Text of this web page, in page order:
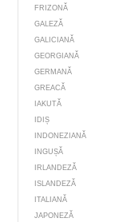
FRIZONĂ
GALEZĂ
GALICIANĂ
GEORGIANĂ
GERMANĂ
GREACĂ
IAKUTĂ
IDIȘ
INDONEZIANĂ
INGUȘĂ
IRLANDEZĂ
ISLANDEZĂ
ITALIANĂ
JAPONEZĂ